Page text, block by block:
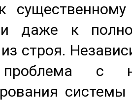
и даже к
строя.
с
системы